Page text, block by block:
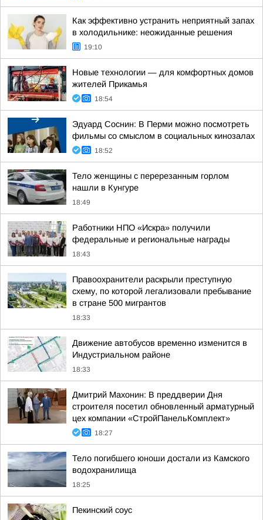
Как эффективно устранить неприятный запах
в холодильнике: неожиданные решения
19:10
Новые технологии — для комфортных домов
жителей Прикамья
18:54
Эдуард Соснин: В Перми можно посмотреть
фильмы со смыслом в социальных кинозалах
18:52
Тело женщины с перерезанным горлом
нашли в Кунгуре
18:49
Работники НПО «Искра» получили
федеральные и региональные награды
18:43
Правоохранители раскрыли преступную
схему, по которой легализовали пребывание
в стране 500 мигрантов
18:33
Движение автобусов временно изменится в
Индустриальном районе
18:33
Дмитрий Махонин: В преддверии Дня
строителя посетил обновленный арматурный
цех компании «СтройПанельКомплект»
18:27
Тело погибшего юноши достали из Камского
водохранилища
18:25
Пекинский соус